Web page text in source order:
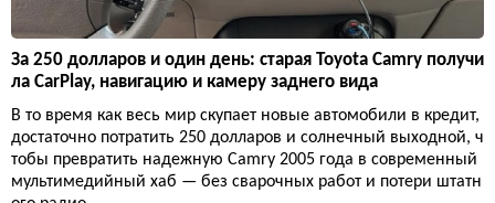
За 250 долларов и один день: старая Toyota Camry получи
ла CarPlay, навигацию и камеру заднего вида
В то время как весь мир скупает новые автомобили в кредит,
достаточно потратить 250 долларов и солнечный выходной, ч
тобы превратить надежную Camry 2005 года в современный
мультимедийный хаб — без сварочных работ и потери штатн